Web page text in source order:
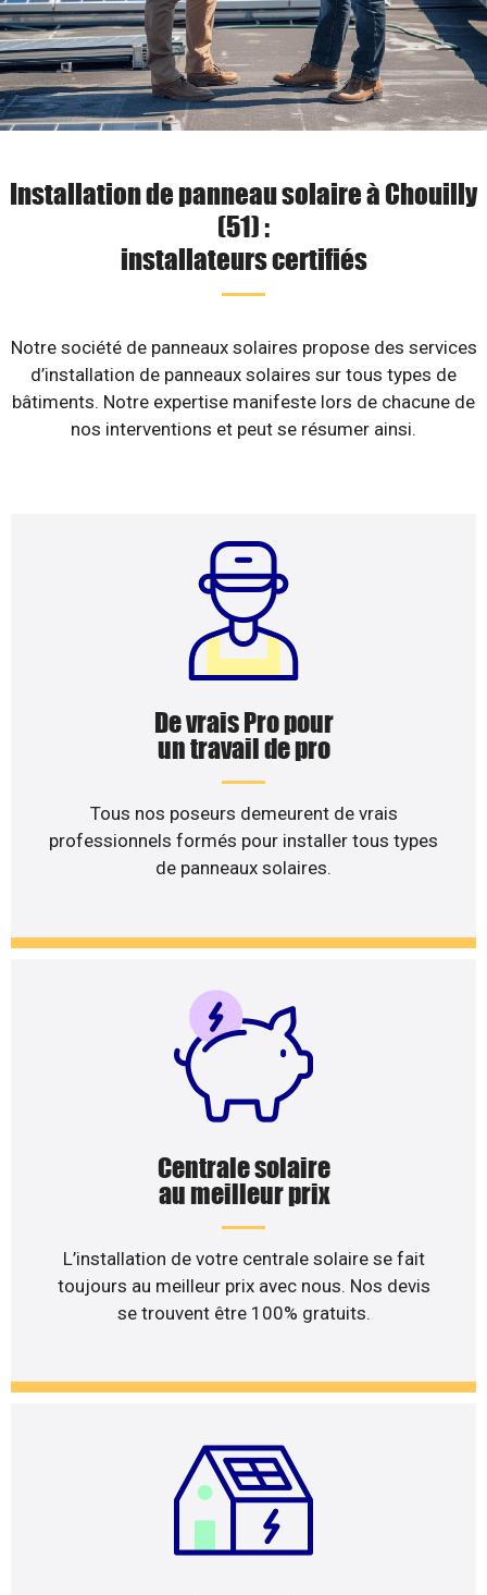
Installation de panneau solaire à Chouilly
(51) :
installateurs certifiés
Notre société de panneaux solaires propose des services
d’installation de panneaux solaires sur tous types de
bâtiments. Notre expertise manifeste lors de chacune de
nos interventions et peut se résumer ainsi.
De vrais Pro pour
un travail de pro
Tous nos poseurs demeurent de vrais
professionnels formés pour installer tous types
de panneaux solaires.
Centrale solaire
au meilleur prix
L’installation de votre centrale solaire se fait
toujours au meilleur prix avec nous. Nos devis
se trouvent être 100% gratuits.